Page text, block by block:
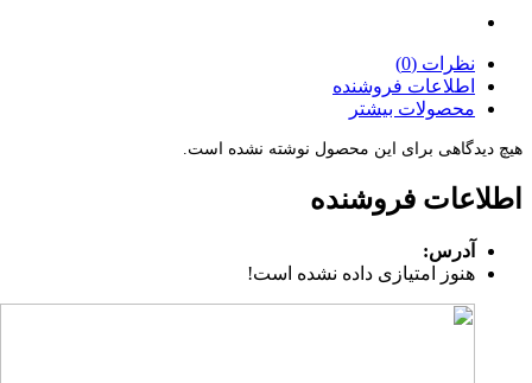
نظرات (0)
اطلاعات فروشنده
محصولات بیشتر
هیچ دیدگاهی برای این محصول نوشته نشده است.
اطلاعات فروشنده
آدرس:
هنوز امتیازی داده نشده است!